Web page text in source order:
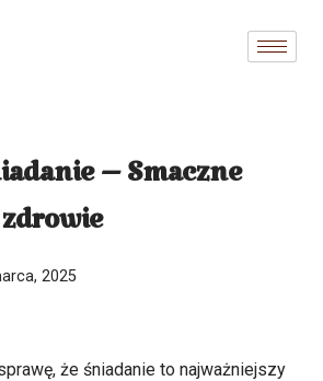
– Smaczne
2025
że śniadanie to najważniejszy